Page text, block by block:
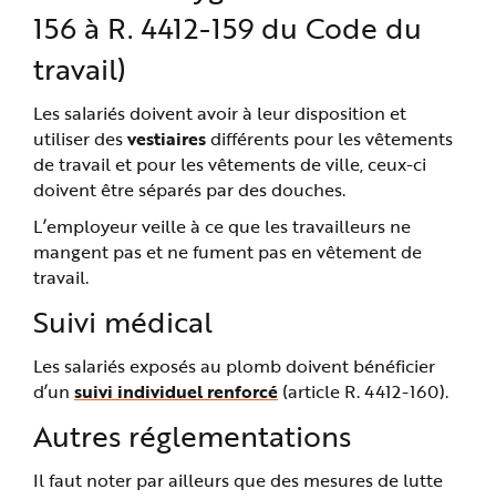
156 à R. 4412-159 du Code du
travail)
Les salariés doivent avoir à leur disposition et
utiliser desvestiairesdifférents pour les vêtements
de travail et pour les vêtements de ville, ceux-ci
doivent être séparés par des douches.
L’employeur veille à ce que les travailleurs ne
mangent pas et ne fument pas en vêtement de
travail.
Suivi médical
Les salariés exposés au plomb doivent bénéficier
d’un suivi individuel renforcé (article R. 4412-160).
Autres réglementations
Il faut noter par ailleurs que des mesures de lutte